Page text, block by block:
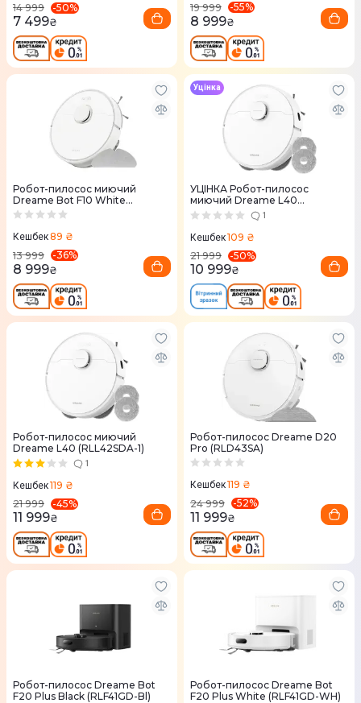
14 999
-50%
7 499₴
19 999
-55%
8 999₴
Робот-пилосос миючий
Dreame Bot F10 White
(RLF11SA)
Кешбек89 ₴
13 999
-36%
8 999₴
УЦІНКА Робот-пилосос
миючий Dreame L40
(RLL42SDA-1)
1
Уцінка
Кешбек109 ₴
21 999
-50%
10 999₴
Робот-пилосос миючий
Dreame L40 (RLL42SDA-1)
1
Кешбек119 ₴
21 999
-45%
11 999₴
Робот-пилосос Dreame D20
Pro (RLD43SA)
Кешбек119 ₴
24 999
-52%
11 999₴
Робот-пилосос Dreame Bot
F20 Plus Black (RLF41GD-Bl)
Робот-пилосос Dreame Bot
F20 Plus White (RLF41GD-WH)